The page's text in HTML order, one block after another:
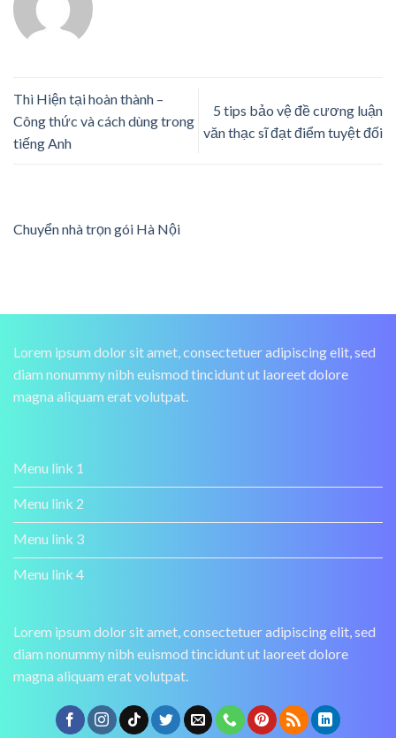
Thì Hiện tại hoàn thành –
Công thức và cách dùng trong
tiếng Anh
5 tips bảo vệ đề cương luận
văn thạc sĩ đạt điểm tuyệt đối
Chuyển nhà trọn gói Hà Nội
Lorem ipsum dolor sit amet, consectetuer adipiscing elit, sed
diam nonummy nibh euismod tincidunt ut laoreet dolore
magna aliquam erat volutpat.
Menu link 1
Menu link 2
Menu link 3
Menu link 4
Lorem ipsum dolor sit amet, consectetuer adipiscing elit, sed
diam nonummy nibh euismod tincidunt ut laoreet dolore
magna aliquam erat volutpat.